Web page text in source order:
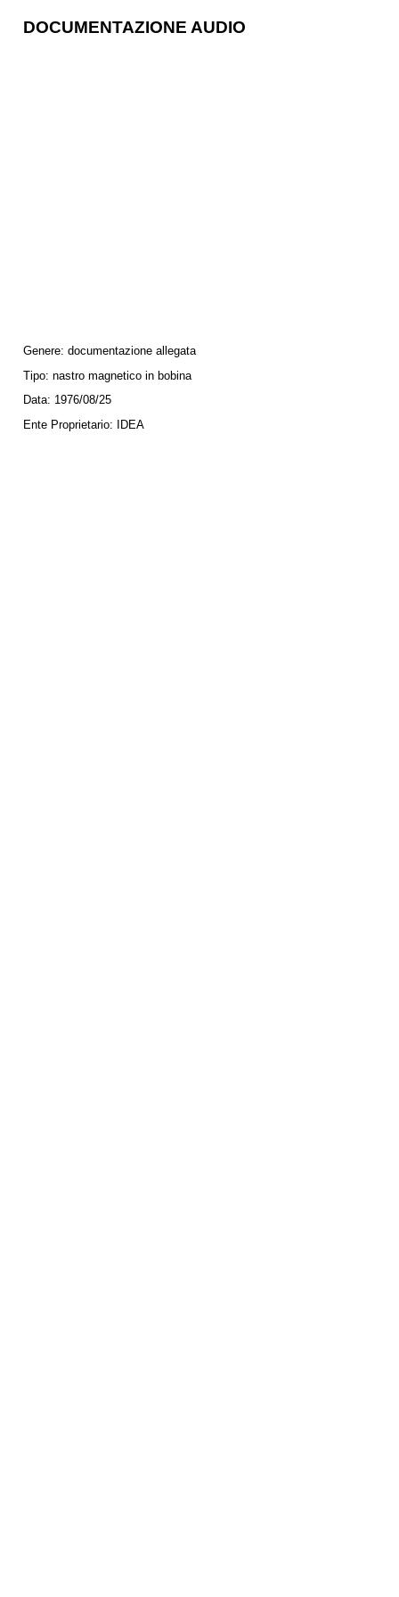
DOCUMENTAZIONE AUDIO
Genere: documentazione allegata
Tipo: nastro magnetico in bobina
Data: 1976/08/25
Ente Proprietario:
IDEA